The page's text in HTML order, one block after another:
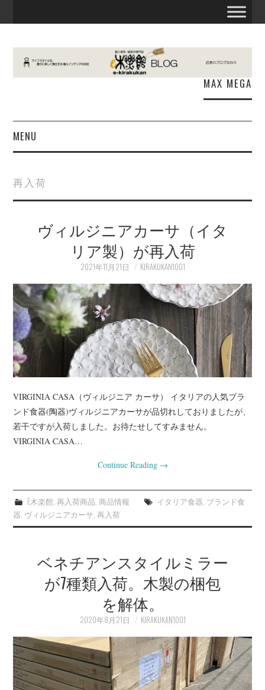
MAX MEGA
MENU
商品情報
プライベート
お客様宅（事例）
インテリアの知恵袋
店長業務
再入荷
ヴィルジニアカーサ（イタ
リア製）が再入荷
2021年11月21日 KIRAKUKAN1001
VIRGINIA CASA（ヴィルジニア カーサ） イタリアの人気ブラ
ンド食器(陶器)ヴィルジニアカーサが品切れしておりましたが、
若干ですが入荷しました。お待たせしてすみません。
VIRGINIA CASA…
Continue Reading →
E木楽館, 再入荷商品, 商品情報 イタリア食器, ブランド食
器, ヴィルジニアカーサ,再入荷
ベネチアンスタイルミラー
が7種類入荷。木製の梱包
を解体。
2020年8月21日 KIRAKUKAN1001